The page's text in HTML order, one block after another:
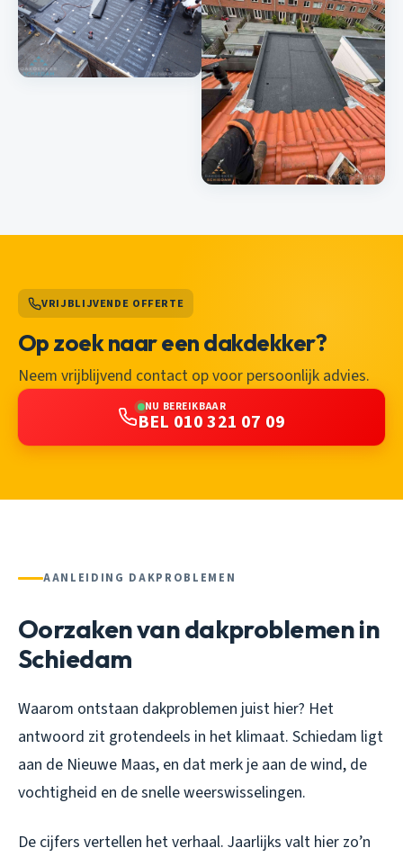
VRIJBLIJVENDE OFFERTE
Op zoek naar een dakdekker?
Neem vrijblijvend contact op voor persoonlijk advies.
NU BEREIKBAAR
BEL 010 321 07 09
AANLEIDING DAKPROBLEMEN
Oorzaken van dakproblemen in
Schiedam
Waarom ontstaan dakproblemen juist hier? Het
antwoord zit grotendeels in het klimaat. Schiedam ligt
aan de Nieuwe Maas, en dat merk je aan de wind, de
vochtigheid en de snelle weerswisselingen.
De cijfers vertellen het verhaal. Jaarlijks valt hier zo’n